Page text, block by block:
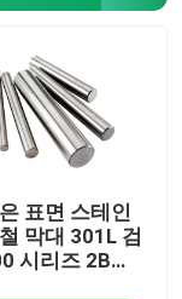
표면 스테인
막대 301L 검
시리즈 2B